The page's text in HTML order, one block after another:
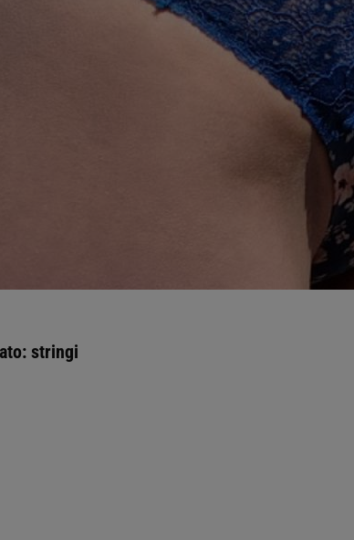
stringi
urządzeniu lub dostęp do nich. Spersonalizowane reklamy i
Lista Zaufanych Partnerów